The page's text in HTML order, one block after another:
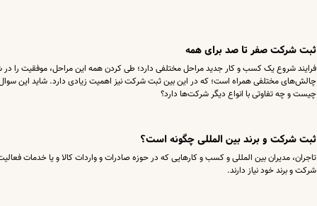
ثبت شرکت صفر تا صد برای همه
فرایند شروع یک کسب و کار جدید مراحل مختلفی دارد؛ طی کردن همه این مراحل، موفقیت را
چالش‌های مختلفی همراه است؛ که در این بین ثبت شرکت نیز اهمیت زیادی دارد. شاید این
چیست و چه تفاوتی با انواع دیگر شرکت‌ها دارد؟
ثبت شرکت و برند بین المللی چگونه است؟
تاجران، مدیران بین المللی و کسب و کارهایی که در حوزه صادرات و واردات کالا و یا خدمات
شرکت و برند خود نیاز دارند.